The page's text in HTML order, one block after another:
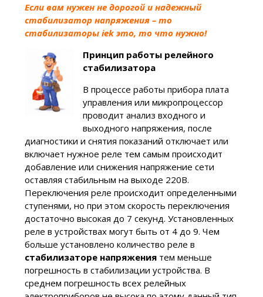
Если вам нужен не дорогой и надежный
стабилизатор напряжения – то
стабилизаторы iek это, то что нужно!
Принцип работы релейного
стабилизатора
В процессе работы прибора плата
управления или микропроцессор
проводит анализ входного и
выходного напряжения, после
диагностики и снятия показаний отключает или
включает нужное реле тем самым происходит
добавление или снижения напряжение сети
оставляя стабильным на выходе 220В.
Переключения реле происходит определенными
ступенями, но при этом скорость переключения
достаточно высокая до 7 секунд. Установленных
реле в устройствах могут быть от 4 до 9. Чем
больше установлено количество реле в
стабилизаторе напряжениятем меньше
погрешность в стабилизации устройства. В
среднем погрешность всех релейных